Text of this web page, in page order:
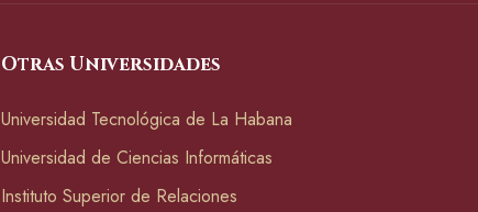
Otras Universidades
Universidad Tecnológica de La Habana
Universidad de Ciencias Informáticas
Instituto Superior de Relaciones